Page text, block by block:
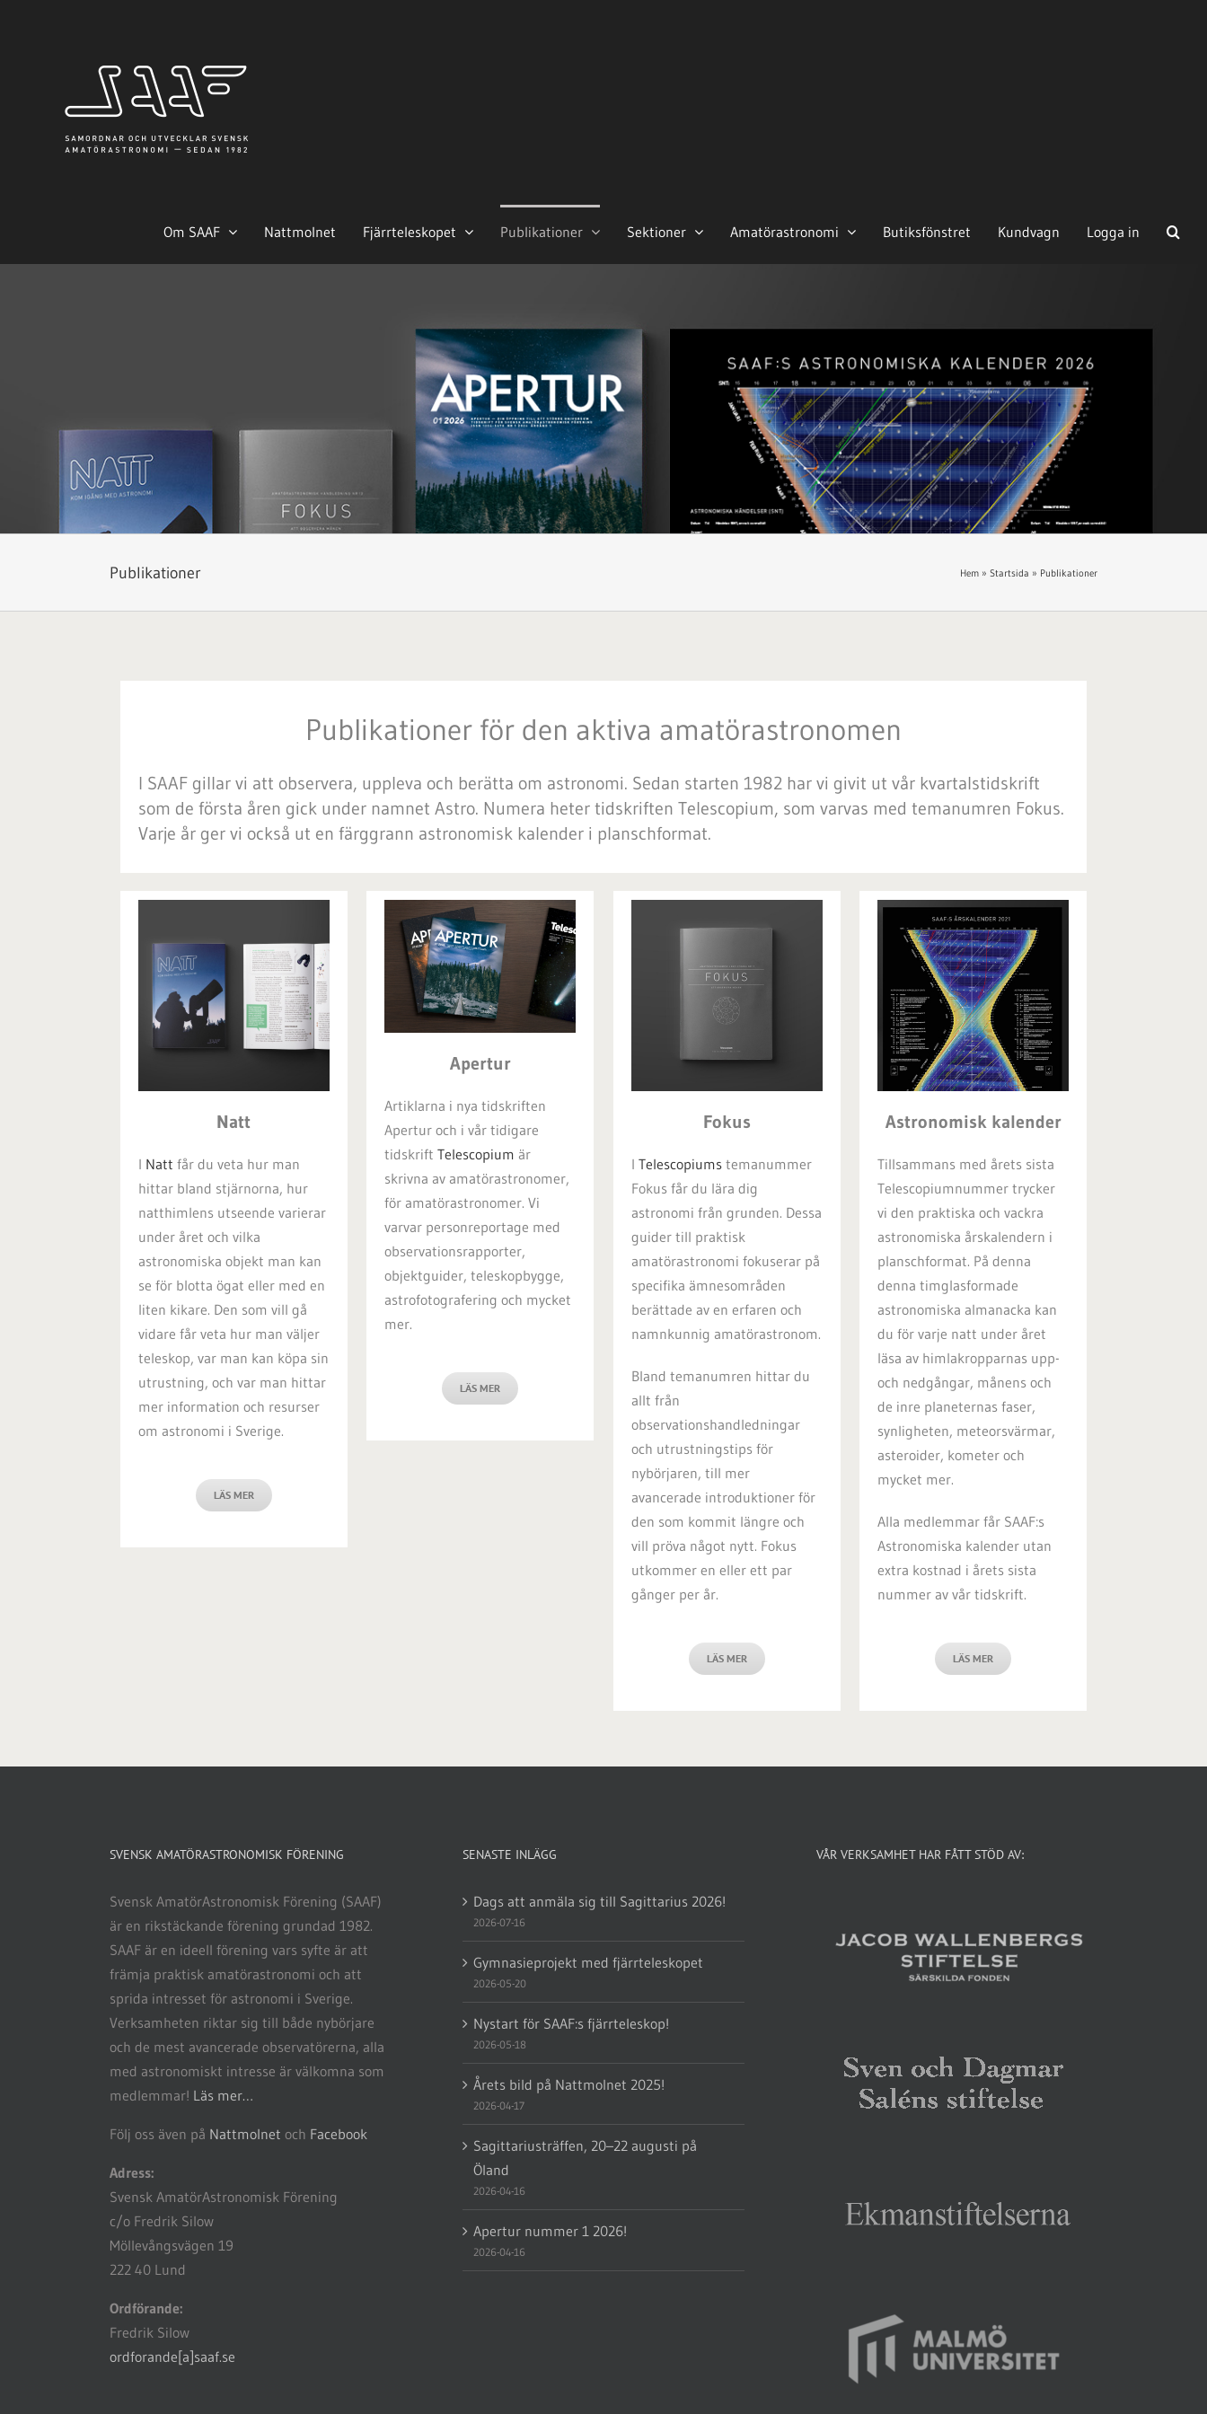
Om SAAF Nattmolnet Fjärrteleskopet Publikationer Sektioner Amatörastronomi Butiksfönstret Kundvagn Logga in
Publikationer Hem » Startsida » Publikationer
Publikationer för den aktiva amatörastronomen
I SAAF gillar vi att observera, uppleva och berätta om astronomi. Sedan starten 1982 har vi givit ut vår kvartalstidskrift
som de första åren gick under namnet Astro. Numera heter tidskriften Telescopium, som varvas med temanumren Fokus.
Varje år ger vi också ut en färggrann astronomisk kalender i planschformat.
Natt
I Natt får du veta hur man
hittar bland stjärnorna, hur
natthimlens utseende varierar
under året och vilka
astronomiska objekt man kan
se för blotta ögat eller med en
liten kikare. Den som vill gå
vidare får veta hur man väljer
teleskop, var man kan köpa sin
utrustning, och var man hittar
mer information och resurser
om astronomi i Sverige.
LÄS MER
Apertur
Artiklarna i nya tidskriften
Apertur och i vår tidigare
tidskriftTelescopium är
skrivna av amatörastronomer,
för amatörastronomer. Vi
varvar personreportage med
observationsrapporter,
objektguider, teleskopbygge,
astrofotografering och mycket
mer.
LÄS MER
Fokus
I Telescopiumstemanummer
Fokus får du lära dig
astronomi från grunden. Dessa
guider till praktisk
amatörastronomi fokuserar på
specifika ämnesområden
berättade av en erfaren och
namnkunnig amatörastronom.
Bland temanumren hittar du
allt från
observationshandledningar
och utrustningstips för
nybörjaren, till mer
avancerade introduktioner för
den som kommit längre och
vill pröva något nytt. Fokus
utkommer en eller ett par
gånger per år.
LÄS MER
Astronomisk kalender
Tillsammans med årets sista
Telescopiumnummer trycker
vi den praktiska och vackra
astronomiska årskalendern i
planschformat. På denna
denna timglasformade
astronomiska almanacka kan
du för varje natt under året
läsa av himlakropparnas upp-
och nedgångar, månens och
de inre planeternas faser,
synligheten, meteorsvärmar,
asteroider, kometer och
mycket mer.
Alla medlemmar får SAAF:s
Astronomiska kalender utan
extra kostnad i årets sista
nummer av vår tidskrift.
LÄS MER
SVENSK AMATÖRASTRONOMISK FÖRENING
Svensk AmatörAstronomisk Förening (SAAF)
är en rikstäckande förening grundad 1982.
SAAF är en ideell förening vars syfte är att
främja praktisk amatörastronomi och att
sprida intresset för astronomi i Sverige.
Verksamheten riktar sig till både nybörjare
och de mest avancerade observatörerna, alla
med astronomiskt intresse är välkomna som
medlemmar! Läs mer…
Följ oss även på Nattmolnet och Facebook
Adress:
Svensk AmatörAstronomisk Förening
c/o Fredrik Silow
Möllevångsvägen 19
222 40 Lund
Ordförande:
Fredrik Silow
ordforande[a]saaf.se
SENASTE INLÄGG
Dags att anmäla sig till Sagittarius 2026!
2026-07-16
Gymnasieprojekt med fjärrteleskopet
2026-05-20
Nystart för SAAF:s fjärrteleskop!
2026-05-18
Årets bild på Nattmolnet 2025!
2026-04-17
Sagittariusträffen, 20–22 augusti på
Öland
2026-04-16
Apertur nummer 1 2026!
2026-04-16
VÅR VERKSAMHET HAR FÅTT STÖD AV: